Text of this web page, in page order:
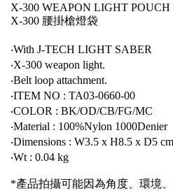
X-300 WEAPON LIGHT POUCH
X-300 腰掛槍燈袋
‧With J-TECH LIGHT SABER
‧X-300 weapon light.
‧Belt loop attachment.
‧ITEM NO : TA03-0660-00
‧COLOR : BK/OD/CB/FG/MC
‧Material : 100%Nylon 1000Denier
‧Dimensions : W3.5 x H8.5 x D5 cm
‧Wt : 0.04 kg
*產品拍攝可能因為角度、環境